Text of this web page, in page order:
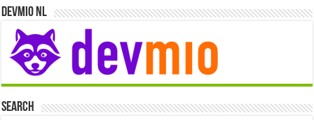
Devmio NL
Search